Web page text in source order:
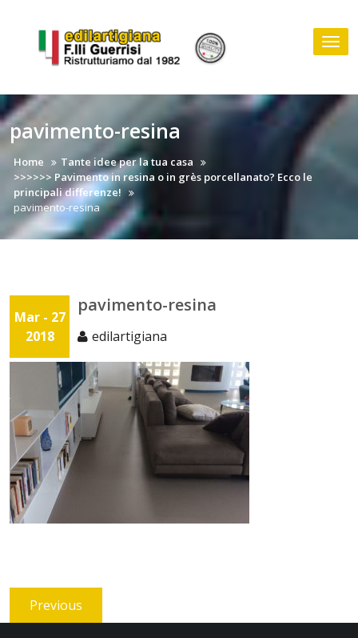
content
pavimento-resina
Home
Tante idee per la tua casa
>>>>>> Pavimento in resina o in grès porcellanato? Ecco le
principali differenze!
pavimento-resina
Mar - 27
2018
pavimento-resina
edilartigiana
Navigazione
articoli
Previous
post: